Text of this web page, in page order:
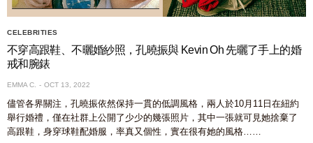
CELEBRITIES
不穿高跟鞋、不曬婚紗照，孔曉振與 Kevin Oh 先曬了手上的婚
戒和腕錶
EMMA C. OCT 13, 2022
儘管各界關注，孔曉振依然保持一貫的低調風格，兩人於10月11日在紐約
舉行婚禮，僅在社群上公開了少少的幾張照片，其中一張就可見她捨棄了
高跟鞋，身穿球鞋配婚服，率真又個性，實在很有她的風格……